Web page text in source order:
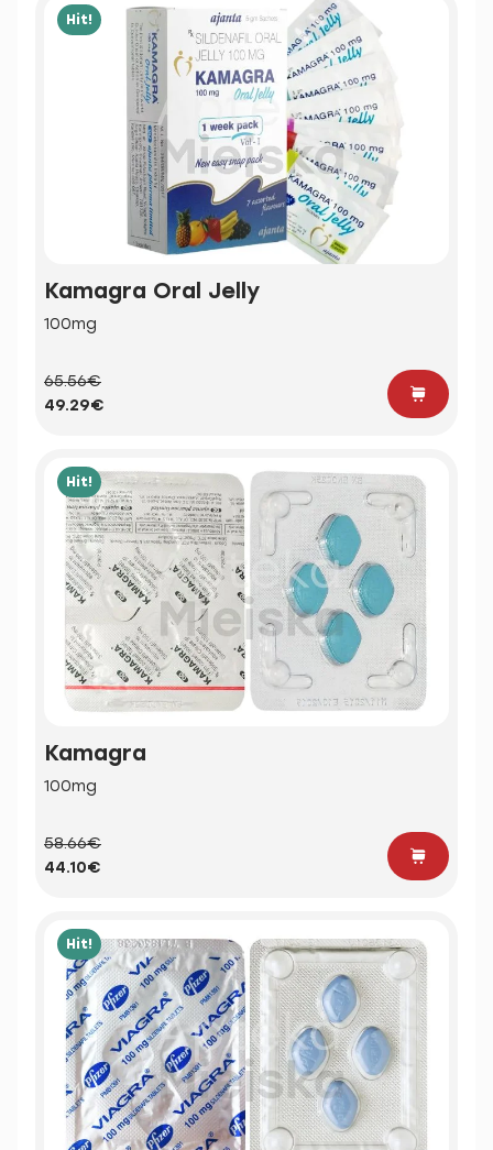
Hit!
Kamagra Oral Jelly
100mg
65.56€
49.29€
Hit!
Kamagra
100mg
58.66€
44.10€
Hit!